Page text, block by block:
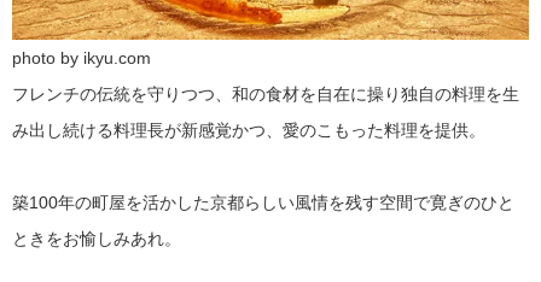
photo by ikyu.com
フレンチの伝統を守りつつ、和の食材を自在に操り独自の料理を生
み出し続ける料理長が新感覚かつ、愛のこもった料理を提供。
築100年の町屋を活かした京都らしい風情を残す空間で寛ぎのひと
ときをお愉しみあれ。